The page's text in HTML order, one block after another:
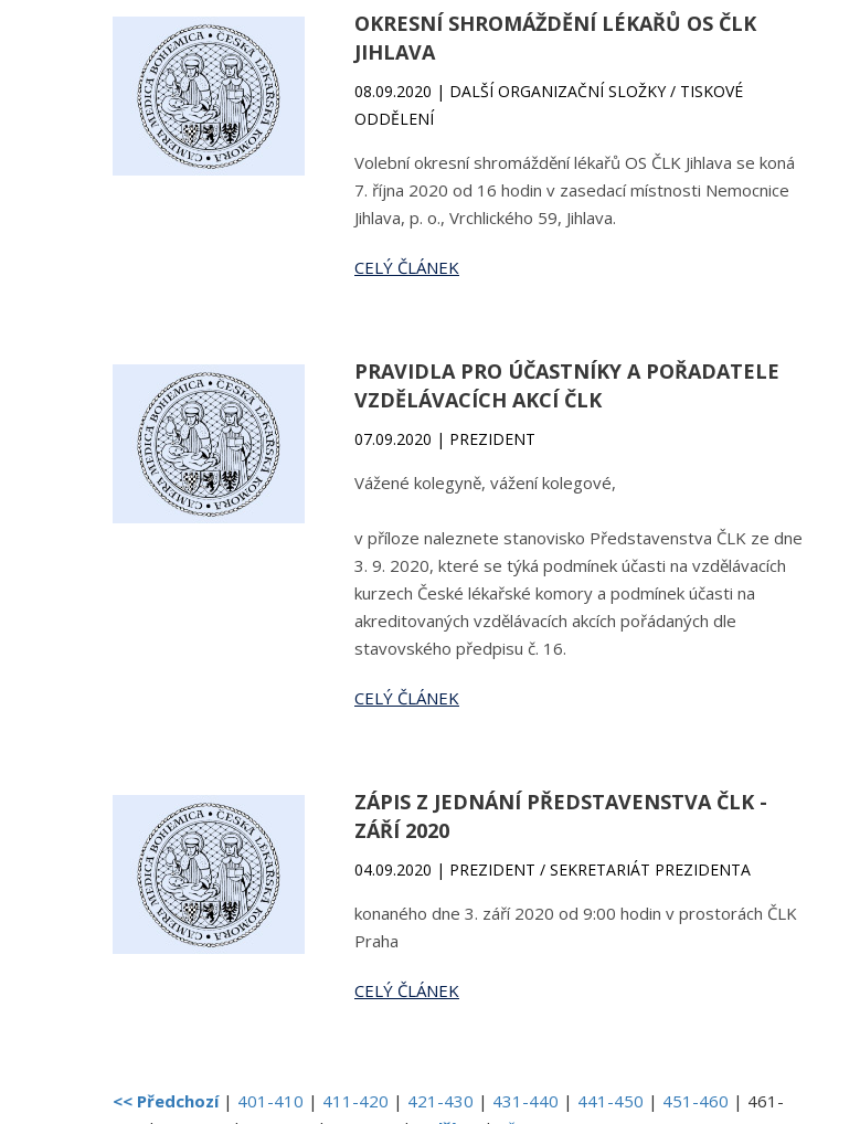
OKRESNÍ SHROMÁŽDĚNÍ LÉKAŘŮ OS ČLK
JIHLAVA
08.09.2020 | DALŠÍ ORGANIZAČNÍ SLOŽKY / TISKOVÉ
ODDĚLENÍ
Volební okresní shromáždění lékařů OS ČLK Jihlava se koná
7. října 2020 od 16 hodin v zasedací místnosti Nemocnice
Jihlava, p. o., Vrchlického 59, Jihlava.
CELÝ ČLÁNEK
PRAVIDLA PRO ÚČASTNÍKY A POŘADATELE
VZDĚLÁVACÍCH AKCÍ ČLK
07.09.2020 | PREZIDENT
Vážené kolegyně, vážení kolegové,
v příloze naleznete stanovisko Představenstva ČLK ze dne
3. 9. 2020, které se týká podmínek účasti na vzdělávacích
kurzech České lékařské komory a podmínek účasti na
akreditovaných vzdělávacích akcích pořádaných dle
stavovského předpisu č. 16.
CELÝ ČLÁNEK
ZÁPIS Z JEDNÁNÍ PŘEDSTAVENSTVA ČLK -
ZÁŘÍ 2020
04.09.2020 | PREZIDENT / SEKRETARIÁT PREZIDENTA
konaného dne 3. září 2020 od 9:00 hodin v prostorách ČLK
Praha
CELÝ ČLÁNEK
<< Předchozí| 401-410 | 411-420 | 421-430 | 431-440 | 441-450 | 451-460 | 461-